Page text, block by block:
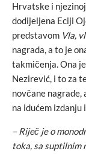
Hrvatske i
dodijeljena Eciji
predstavom Vla,
nagrada, a to je
takmičenja. Ona
Nezirević, i to za
novčane
na idućem izdanju
– Riječ je o
toka, sa suptilnim